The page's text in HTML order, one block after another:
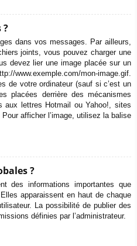
?
dans vos messages. Par ailleurs,
joints, vous pouvez charger une
devez lier une image placée sur un
www.exemple.com/mon-image.gif.
de votre ordinateur (sauf si c’est un
placées derrière des mécanismes
aux lettres Hotmail ou Yahoo!, sites
afficher l’image, utilisez la balise
?
des informations importantes que
apparaissent en haut de chaque
La possibilité de publier des
définies par l’administrateur.